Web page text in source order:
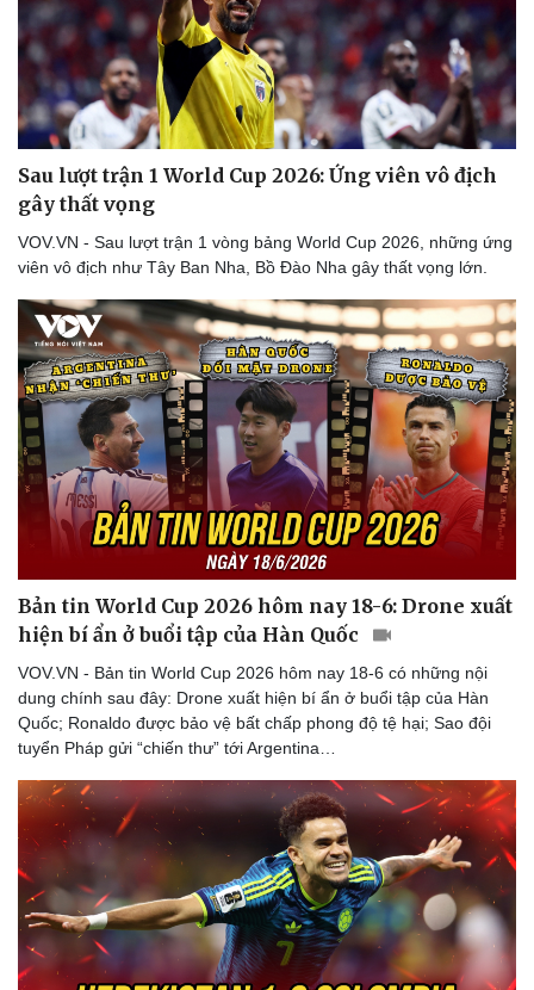
Sau lượt trận 1 World Cup 2026: Ứng viên vô địch
gây thất vọng
VOV.VN - Sau lượt trận 1 vòng bảng World Cup 2026, những ứng
viên vô địch như Tây Ban Nha, Bồ Đào Nha gây thất vọng lớn.
Bản tin World Cup 2026 hôm nay 18-6: Drone xuất
hiện bí ẩn ở buổi tập của Hàn Quốc
VOV.VN - Bản tin World Cup 2026 hôm nay 18-6 có những nội
dung chính sau đây: Drone xuất hiện bí ẩn ở buổi tập của Hàn
Quốc; Ronaldo được bảo vệ bất chấp phong độ tệ hại; Sao đội
tuyển Pháp gửi “chiến thư” tới Argentina…